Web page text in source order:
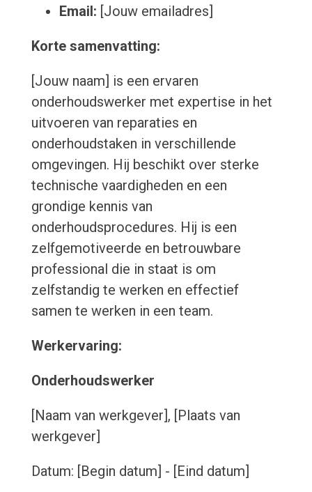
Email: [Jouw emailadres]
Korte samenvatting:
[Jouw naam] is een ervaren
onderhoudswerker met expertise in het
uitvoeren van reparaties en
onderhoudstaken in verschillende
omgevingen. Hij beschikt over sterke
technische vaardigheden en een
grondige kennis van
onderhoudsprocedures. Hij is een
zelfgemotiveerde en betrouwbare
professional die in staat is om
zelfstandig te werken en effectief
samen te werken in een team.
Werkervaring:
Onderhoudswerker
[Naam van werkgever], [Plaats van
werkgever]
Datum: [Begin datum] - [Eind datum]